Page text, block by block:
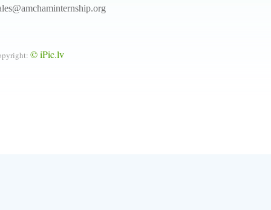
© iPic.lv